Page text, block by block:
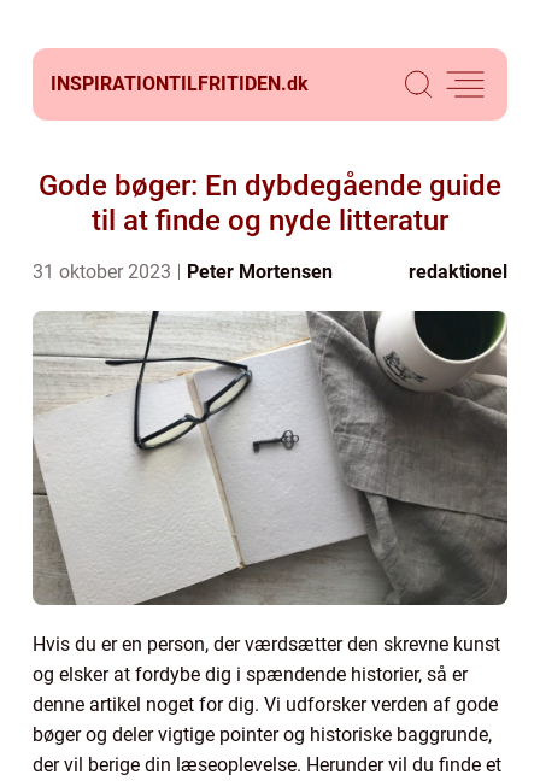
INSPIRATIONTILFRITIDEN.dk
Gode bøger: En dybdegående guide
til at finde og nyde litteratur
31 oktober 2023 Peter Mortensen redaktionel
Hvis du er en person, der værdsætter den skrevne kunst
og elsker at fordybe dig i spændende historier, så er
denne artikel noget for dig. Vi udforsker verden af gode
bøger og deler vigtige pointer og historiske baggrunde,
der vil berige din læseoplevelse. Herunder vil du finde et